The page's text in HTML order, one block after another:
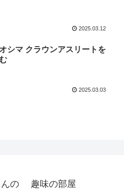
2025.03.12
シマ クラウンアスリートを
2025.03.03
の 趣味の部屋